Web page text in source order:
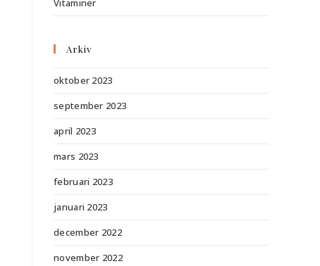
Vitaminer
Arkiv
oktober 2023
september 2023
april 2023
mars 2023
februari 2023
januari 2023
december 2022
november 2022